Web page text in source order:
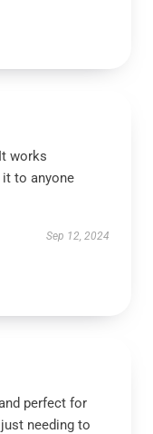
works
to anyone
Sep 12, 2024
perfect for
needing to